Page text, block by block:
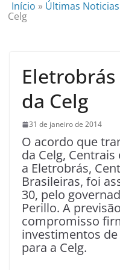
Início » Últimas Noticias
Celg
da Celg
31 de janeiro de 2014
O acordo que
da Celg,
a Eletrobrás,
Brasileiras, foi
30, pelo
Perillo. A
compromisso
investimentos de
para a Celg.